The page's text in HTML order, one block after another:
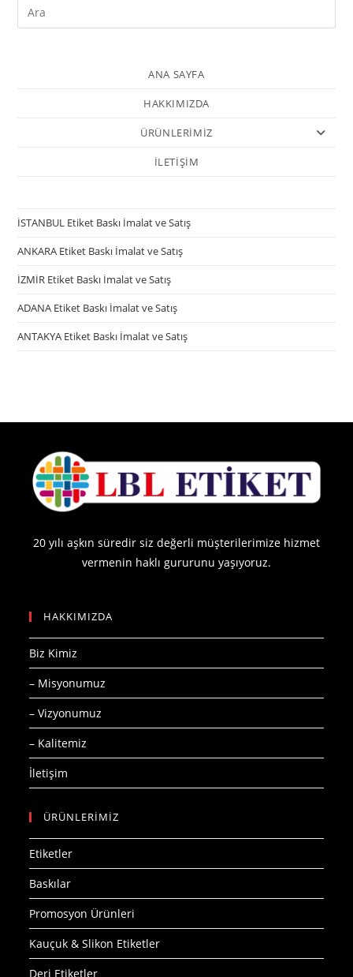
ANA SAYFA
HAKKIMIZDA
ÜRÜNLERİMİZ
İLETİŞİM
İSTANBUL Etiket Baskı İmalat ve Satış
ANKARA Etiket Baskı İmalat ve Satış
İZMİR Etiket Baskı İmalat ve Satış
ADANA Etiket Baskı İmalat ve Satış
ANTAKYA Etiket Baskı İmalat ve Satış
20 yılı aşkın süredir siz değerli müşterilerimize hizmet
vermenin haklı gururunu yaşıyoruz.
HAKKIMIZDA
Biz Kimiz
– Misyonumuz
– Vizyonumuz
– Kalitemiz
İletişim
ÜRÜNLERİMİZ
Etiketler
Baskılar
Promosyon Ürünleri
Kauçuk & Slikon Etiketler
Deri Etiketler